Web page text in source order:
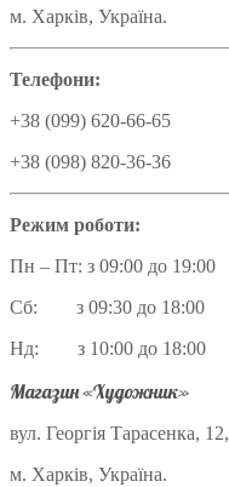
м. Харків, Україна.
Телефони:
+38 (099) 620-66-65
+38 (098) 820-36-36
Режим роботи:
Пн – Пт: з 09:00 до 19:00
Сб: з 09:30 до 18:00
Нд: з 10:00 до 18:00
Магазин «Художник»
вул. Георгія Тарасенка, 12,
м. Харків, Україна.